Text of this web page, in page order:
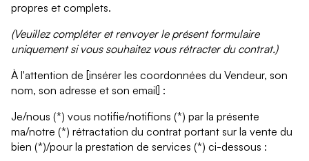
propres et complets.
(Veuillez compléter et renvoyer le présent formulaire
uniquement si vous souhaitez vous rétracter du contrat.)
À l'attention de [insérer les coordonnées du Vendeur, son
nom, son adresse et son email] :
Je/nous (*) vous notifie/notifions (*) par la présente
ma/notre (*) rétractation du contrat portant sur la vente du
bien (*)/pour la prestation de services (*) ci-dessous :